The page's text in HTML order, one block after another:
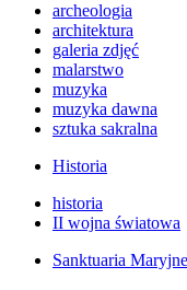
archeologia
architektura
galeria zdjęć
malarstwo
muzyka
muzyka dawna
sztuka sakralna
Historia
historia
II wojna światowa
Sanktuaria Maryjne